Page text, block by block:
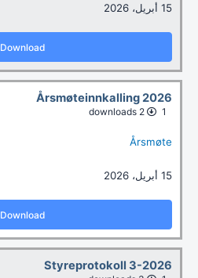
15 أبريل، 2026
Download
Årsmøteinnkalling 2026
1
2 downloads
Årsmøte
15 أبريل، 2026
Download
Styreprotokoll 3-2026